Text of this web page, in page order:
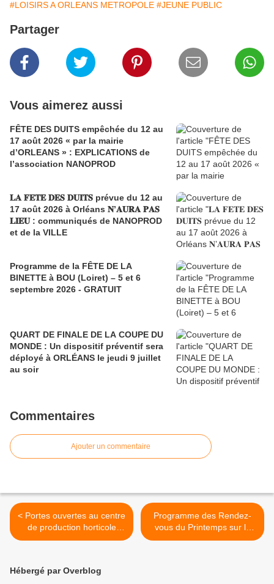
#LOISIRS A ORLEANS METROPOLE #JEUNE PUBLIC
Partager
Vous aimerez aussi
FÊTE DES DUITS empêchée du 12 au
17 août 2026 « par la mairie
d’ORLEANS » : EXPLICATIONS de
l’association NANOPROD
𝐋𝐀 𝐅𝐄𝐓𝐄 𝐃𝐄𝐒 𝐃𝐔𝐈𝐓𝐒 prévue du 12 au
17 août 2026 à Orléans 𝐍’𝐀𝐔𝐑𝐀 𝐏𝐀𝐒
𝐋𝐈𝐄𝐔 : communiqués de NANOPROD
et de la VILLE
Programme de la FÊTE DE LA
BINETTE à BOU (Loiret) – 5 et 6
septembre 2026 - GRATUIT
QUART DE FINALE DE LA COUPE DU
MONDE : Un dispositif préventif sera
déployé à ORLÉANS le jeudi 9 juillet
au soir
Commentaires
Ajouter un commentaire
< Portes ouvertes au centre
de production horticole
d’Orléans les 5 et 6 avril –
Programme des Rendez-
vous du Printemps sur le
thème du "bien-manger" à
Hébergé par Overblog